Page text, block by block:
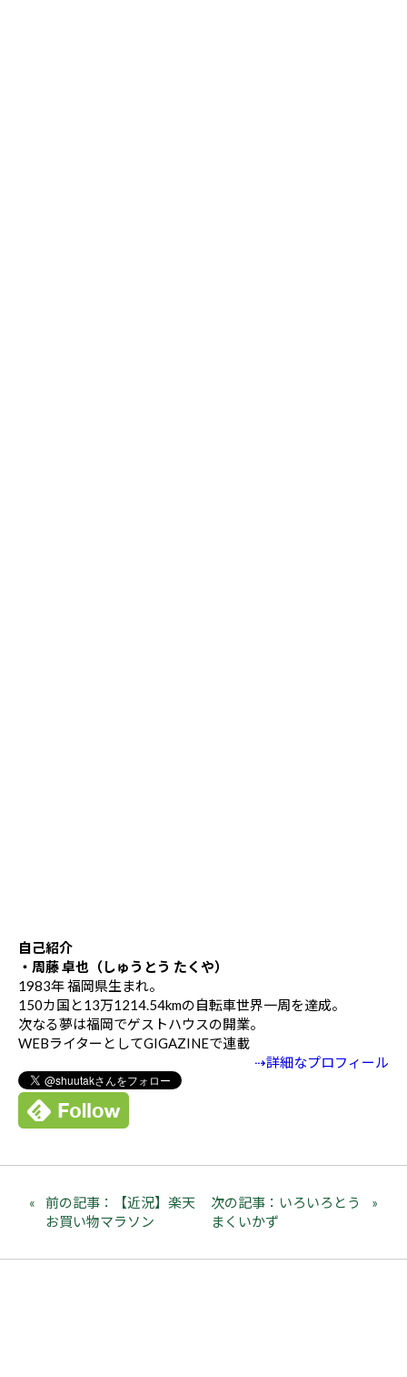
自己紹介
・周藤 卓也（しゅうとう たくや）
1983年 福岡県生まれ。
150カ国と13万1214.54kmの自転車世界一周を達成。
次なる夢は福岡でゲストハウスの開業。
WEBライターとしてGIGAZINEで連載
⇢詳細なプロフィール
前の記事：【近況】楽天
お買い物マラソン
次の記事：いろいろとう
まくいかず